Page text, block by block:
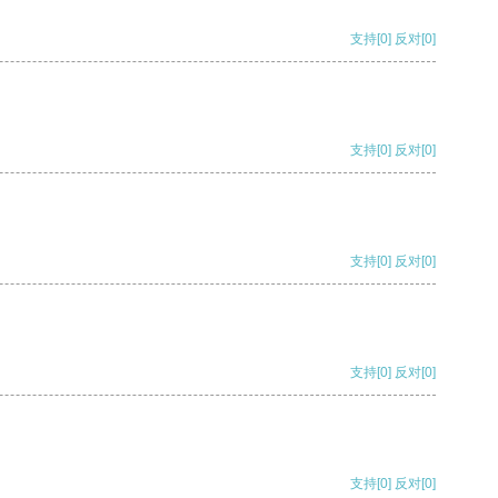
支持[0] 反对[0]
支持[0] 反对[0]
支持[0] 反对[0]
支持[0] 反对[0]
支持[0] 反对[0]